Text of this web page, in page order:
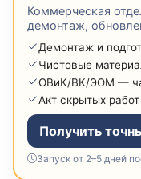
Коммерческая
демонтаж,
Демонтаж и
Чистовые
ОВиК/ВК/ЭОМ —
Акт скрытых работ
Получить
Запуск от 2–5 дней